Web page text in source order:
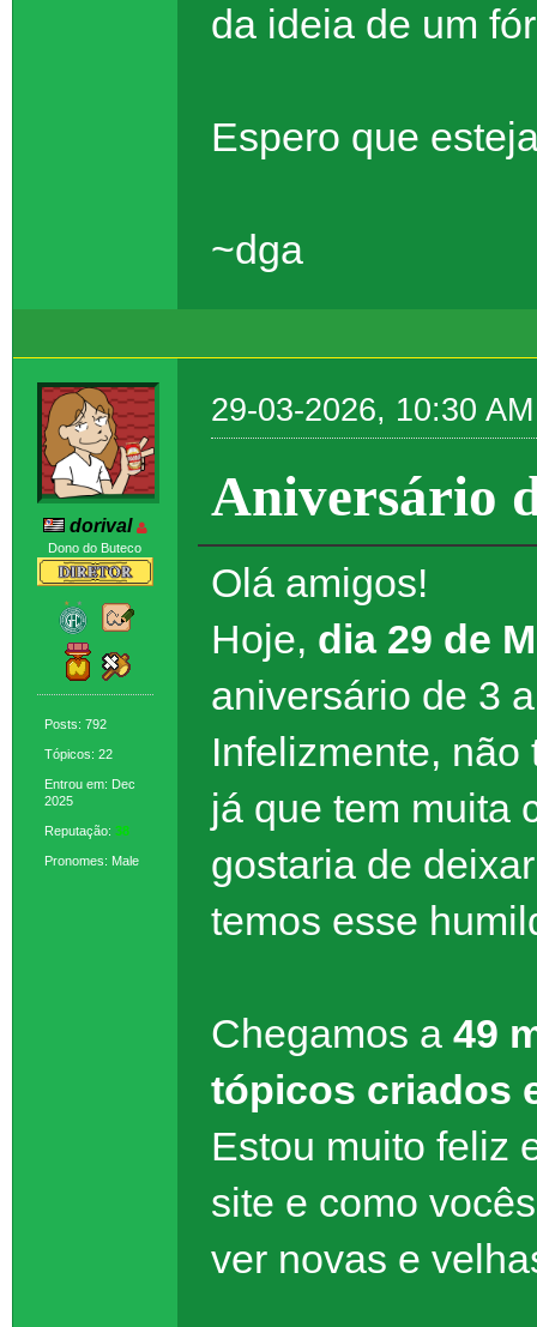
da ideia de um
Espero que
~dga
dorival
Dono do Buteco
Posts: 792
Tópicos: 22
Entrou em: Dec
2025
Reputação: 38
Pronomes: Male
29-03-2026, 10:30 AM
Aniversário
Olá amigos!
Hoje, dia 29 de
aniversário de 3
Infelizmente,
já que tem muita
gostaria de
temos esse
Chegamos a 49
tópicos criados
Estou muito feliz
site e como
ver novas e